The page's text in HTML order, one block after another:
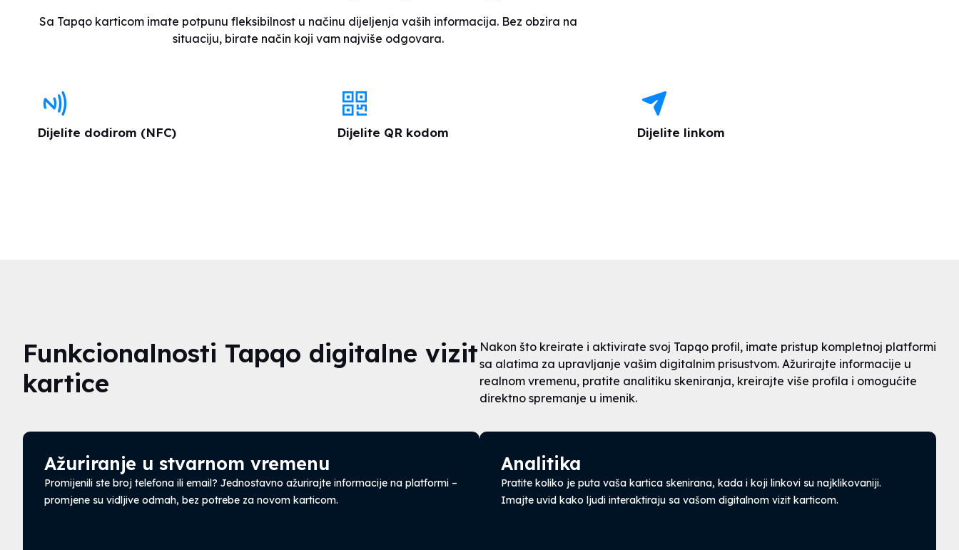
Sa Tapqo karticom imate potpunu fleksibilnost u načinu dijeljenja vaših informacija. Bez obzira na
situaciju, birate način koji vam najviše odgovara.
Dijelite dodirom (NFC) Dijelite QR kodom Dijelite linkom
Funkcionalnosti Tapqo digitalne vizit
kartice
Nakon što kreirate i aktivirate svoj Tapqo profil, imate pristup kompletnoj platformi
sa alatima za upravljanje vašim digitalnim prisustvom. Ažurirajte informacije u
realnom vremenu, pratite analitiku skeniranja, kreirajte više profila i omogućite
direktno spremanje u imenik.
Ažuriranje u stvarnom vremenu
Promijenili ste broj telefona ili email? Jednostavno ažurirajte informacije na platformi –
promjene su vidljive odmah, bez potrebe za novom karticom.
Analitika
Pratite koliko je puta vaša kartica skenirana, kada i koji linkovi su najklikovaniji.
Imajte uvid kako ljudi interaktiraju sa vašom digitalnom vizit karticom.